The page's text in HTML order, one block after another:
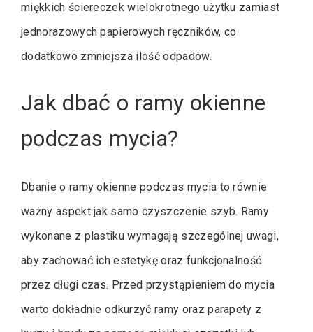
miękkich ściereczek wielokrotnego użytku zamiast
jednorazowych papierowych ręczników, co
dodatkowo zmniejsza ilość odpadów.
Jak dbać o ramy okienne
podczas mycia?
Dbanie o ramy okienne podczas mycia to równie
ważny aspekt jak samo czyszczenie szyb. Ramy
wykonane z plastiku wymagają szczególnej uwagi,
aby zachować ich estetykę oraz funkcjonalność
przez długi czas. Przed przystąpieniem do mycia
warto dokładnie odkurzyć ramy oraz parapety z